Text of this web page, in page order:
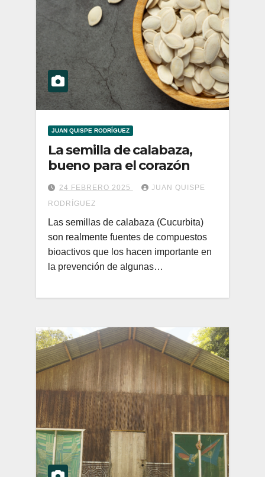
JUAN QUISPE RODRÍGUEZ
La semilla de calabaza,
bueno para el corazón
24 FEBRERO 2025
JUAN QUISPE
RODRÍGUEZ
Las semillas de calabaza (Cucurbita)
son realmente fuentes de compuestos
bioactivos que los hacen importante en
la prevención de algunas…